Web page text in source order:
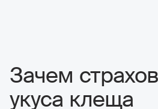
Зачем
укуса клеща